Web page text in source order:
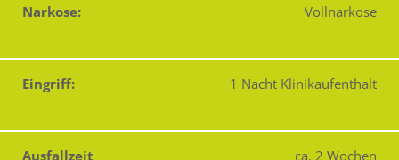
Narkose: Vollnarkose
Eingriff: 1 Nacht Klinikaufenthalt
Ausfallzeit ca. 2 Wochen